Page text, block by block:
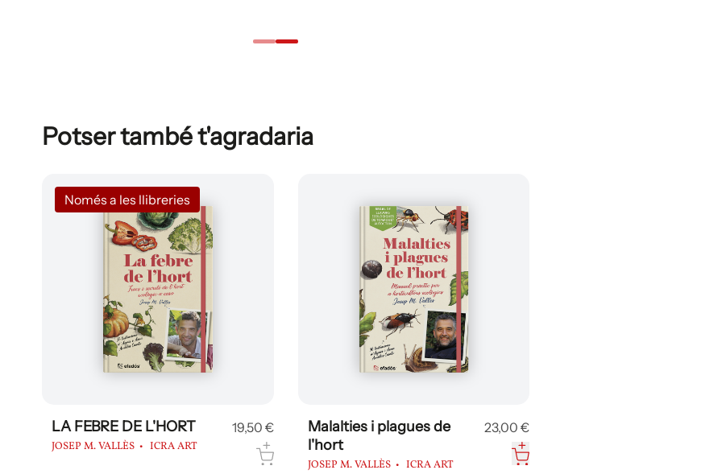
Potser també t'agradaria
Només a les llibreries
LA FEBRE DE L'HORT
JOSEP M. VALLÈS ICRA ART
19,50 €
Malalties i plagues de
l'hort
JOSEP M. VALLÈS ICRA ART
23,00 €